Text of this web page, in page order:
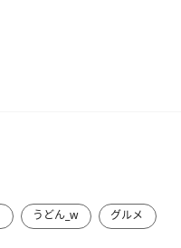
うどん_w
グルメ